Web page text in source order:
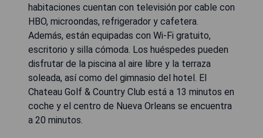
habitaciones cuentan con televisión por cable con
HBO, microondas, refrigerador y cafetera.
Además, están equipadas con Wi-Fi gratuito,
escritorio y silla cómoda. Los huéspedes pueden
disfrutar de la piscina al aire libre y la terraza
soleada, así como del gimnasio del hotel. El
Chateau Golf & Country Club está a 13 minutos en
coche y el centro de Nueva Orleans se encuentra
a 20 minutos.